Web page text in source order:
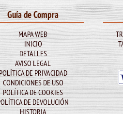
Guía de Compra
MAPA WEB
INICIO
DETALLES
AVISO LEGAL
DE PRIVACIDAD
CONDICIONES DE USO
POLÍTICA DE COOKIES
DE DEVOLUCIÓN
HISTORIA